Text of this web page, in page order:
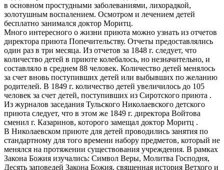
в основном простудными заболеваниями, лихорадкой,
золотушным воспалением. Осмотром и лечением детей
бесплатно занимался доктор Моритц.
Много интересного о жизни приюта можно узнать из отчетов
директора приюта Попечительству. Отчеты предоставлялись
один раз в три месяца. Из отчетов за 1848 г. следует, что
количество детей в приюте колебалось, но незначительно, и
составляло в среднем 88 человек. Количество детей менялось
за счет вновь поступивших детей или выбывших по желанию
родителей. В 1849 г. количество детей увеличилось до 105
человек за счет детей, поступивших из Сиротского приюта .
Из журналов заседания Тульского Николаевского детского
приюта следует, что в этом же 1849 г. директора Войтова
сменил г. Казаринов, которого замещал доктор Моритц .
В Николаевском приюте для детей проводились занятия по
стандартному для того времени набору предметов, который не
менялся на протяжении существования учреждения. В рамках
Закона Божия изучались: Символ Веры, Молитва Господня,
Десять заповедей Закона Божия, священная история Ветхого и